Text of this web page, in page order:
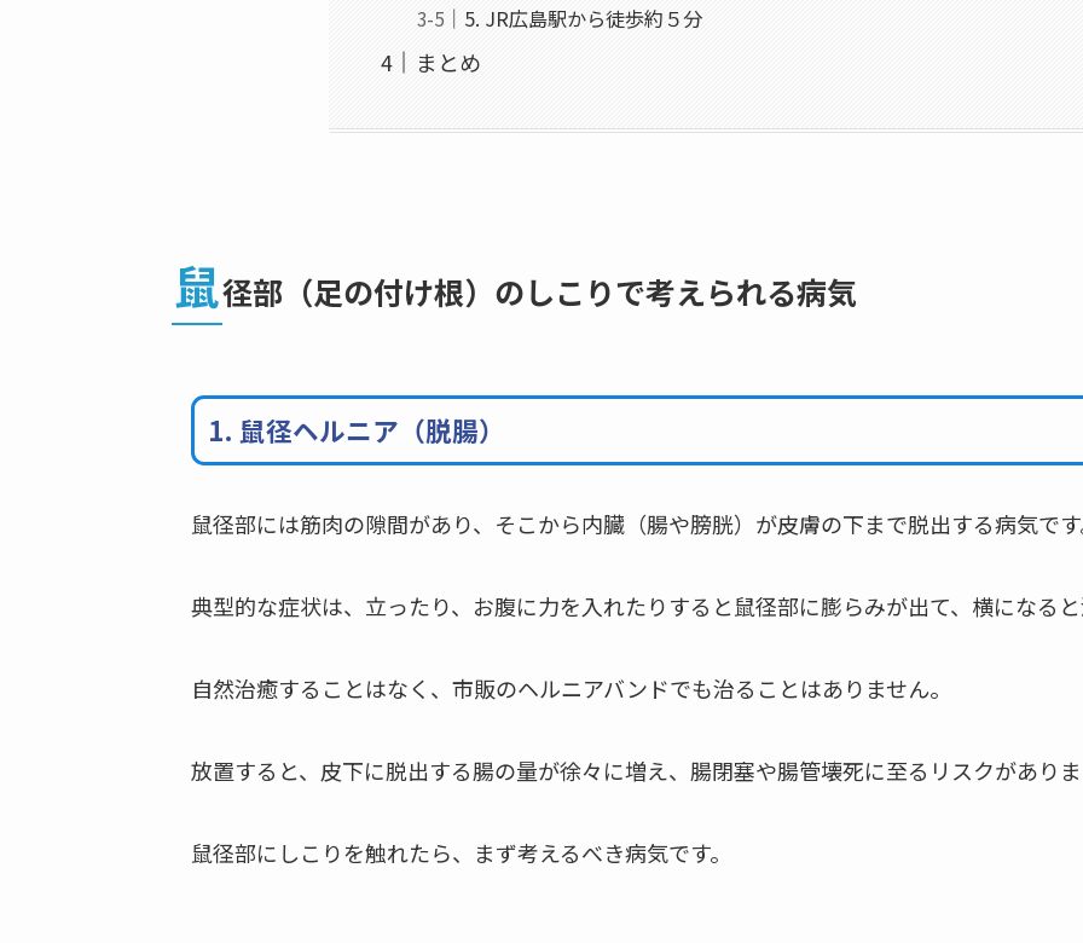
5. JR広島駅から徒歩約５分
まとめ
鼠径部（足の付け根）のしこりで考えられる病気
1. 鼠径ヘルニア（脱腸）
鼠径部には筋肉の隙間があり、そこから内臓（腸や膀胱）が皮膚の下まで脱出する病気で
典型的な症状は、立ったり、お腹に力を入れたりすると鼠径部に膨らみが出て、横になる
自然治癒することはなく、市販のヘルニアバンドでも治ることはありません。
放置すると、皮下に脱出する腸の量が徐々に増え、腸閉塞や腸管壊死に至るリスクがあり
鼠径部にしこりを触れたら、まず考えるべき病気です。